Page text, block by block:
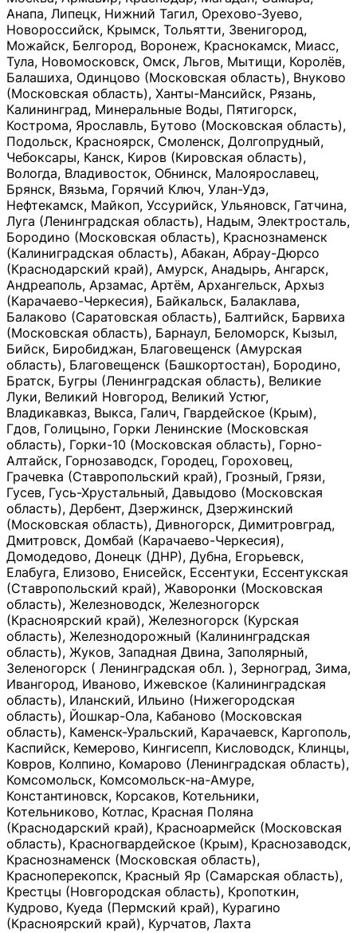
Анапа, Липецк, Нижний Тагил, Орехово-Зуево,
Новороссийск, Крымск, Тольятти, Звенигород,
Можайск, Белгород, Воронеж, Краснокамск, Миасс,
Тула, Новомосковск, Омск, Льгов, Мытищи, Королёв,
Балашиха, Одинцово (Московская область), Внуково
(Московская область), Ханты-Мансийск, Рязань,
Калининград, Минеральные Воды, Пятигорск,
Кострома, Ярославль, Бутово (Московская область),
Подольск, Красноярск, Смоленск, Долгопрудный,
Чебоксары, Канск, Киров (Кировская область),
Вологда, Владивосток, Обнинск, Малоярославец,
Брянск, Вязьма, Горячий Ключ, Улан-Удэ,
Нефтекамск, Майкоп, Уссурийск, Ульяновск, Гатчина,
Луга (Ленинградская область), Надым, Электросталь,
Бородино (Московская область), Краснознаменск
(Калиниградская область), Абакан, Абрау-Дюрсо
(Краснодарский край), Амурск, Анадырь, Ангарск,
Андреаполь, Арзамас, Артём, Архангельск, Архыз
(Карачаево-Черкесия), Байкальск, Балаклава,
Балаково (Саратовская область), Балтийск, Барвиха
(Московская область), Барнаул, Беломорск, Кызыл,
Бийск, Биробиджан, Благовещенск (Амурская
область), Благовещенск (Башкортостан), Бородино,
Братск, Бугры (Ленинградская область), Великие
Луки, Великий Новгород, Великий Устюг,
Владикавказ, Выкса, Галич, Гвардейское (Крым),
Гдов, Голицыно, Горки Ленинские (Московская
область), Горки-10 (Московская область), Горно-
Алтайск, Горнозаводск, Городец, Гороховец,
Грачевка (Ставропольский край), Грозный, Грязи,
Гусев, Гусь-Хрустальный, Давыдово (Московская
область), Дербент, Дзержинск, Дзержинский
(Московская область), Дивногорск, Димитровград,
Дмитровск, Домбай (Карачаево-Черкесия),
Домодедово, Донецк (ДНР), Дубна, Егорьевск,
Елабуга, Елизово, Енисейск, Ессентуки, Ессентукская
(Ставропольский край), Жаворонки (Московская
область), Железноводск, Железногорск
(Красноярский край), Железногорск (Курская
область), Железнодорожный (Калининградская
область), Жуков, Западная Двина, Заполярный,
Зеленогорск ( Ленинградская обл. ), Зерноград, Зима,
Ивангород, Иваново, Ижевское (Калининградская
область), Иланский, Ильино (Нижегородская
область), Йошкар-Ола, Кабаново (Московская
область), Каменск-Уральский, Карачаевск, Каргополь,
Каспийск, Кемерово, Кингисепп, Кисловодск, Клинцы,
Ковров, Колпино, Комарово (Ленинградская область),
Комсомольск, Комсомольск-на-Амуре,
Константиновск, Корсаков, Котельники,
Котельниково, Котлас, Красная Поляна
(Краснодарский край), Красноармейск (Московская
область), Красногвардейское (Крым), Краснозаводск,
Краснознаменск (Московская область),
Красноперекопск, Красный Яр (Самарская область),
Крестцы (Новгородская область), Кропоткин,
Кудрово, Куеда (Пермский край), Курагино
(Красноярский край), Курчатов, Лахта